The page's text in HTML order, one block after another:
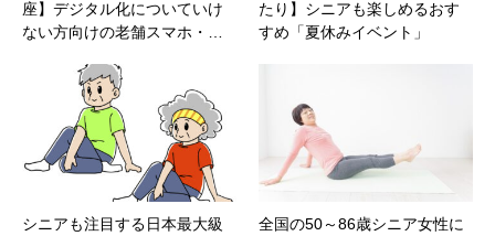
座】デジタル化についていけ
ない方向けの老舗スマホ・…
たり】シニアも楽しめるおす
すめ「夏休みイベント」
シニアも注目する日本最大級
全国の50～86歳シニア女性に